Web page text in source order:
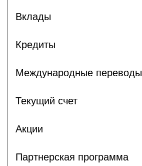
Вклады
Кредиты
Международные переводы
Текущий счет
Акции
Партнерская программа